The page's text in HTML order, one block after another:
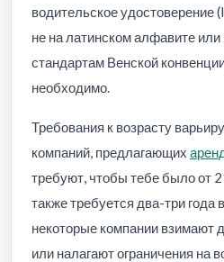
водительское удостоверение
не на латинском алфавите или
стандартам Венской
необходимо.
Требования к возрасту
компаний, предлагающих
требуют, чтобы тебе было от
также требуется два-три года
некоторые компании взимают
или налагают ограничения на